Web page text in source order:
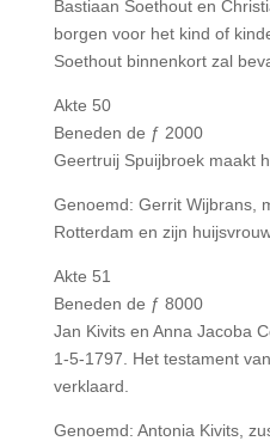
Bastiaan Soethout en
borgen voor het kind of
Soethout binnenkort zal
Akte 50
Beneden de ƒ 2000
Geertruij Spuijbroek maakt
Genoemd: Gerrit Wijbrans,
Rotterdam en zijn
Akte 51
Beneden de ƒ 8000
Jan Kivits en Anna Jacoba
1-5-1797. Het testament
verklaard.
Genoemd: Antonia Kivits,